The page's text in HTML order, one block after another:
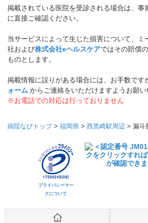
掲載されている医院を受診される場合は、事
に直接ご確認ください。
当サービスによって生じた損害について、ミ
社および株式会社eヘルスケアではその賠償
ものとします。
掲載情報に誤りがある場合には、お手数です
ォーム からご連絡をいただけますようお願い
※お電話での対応は行っておりません
病院なびトップ> 福岡県 > 西黒崎駅周辺 > 漏斗
プライバシーマー
クについて